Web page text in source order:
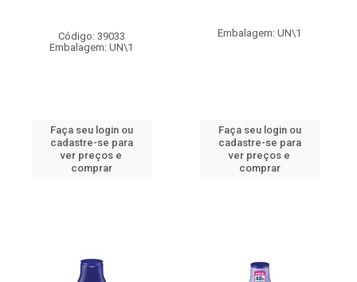
Código: 39033
Embalagem: UN\1
Faça seu login ou
cadastre-se para
ver preços e
comprar
Embalagem: UN\1
Faça seu login ou
cadastre-se para
ver preços e
comprar